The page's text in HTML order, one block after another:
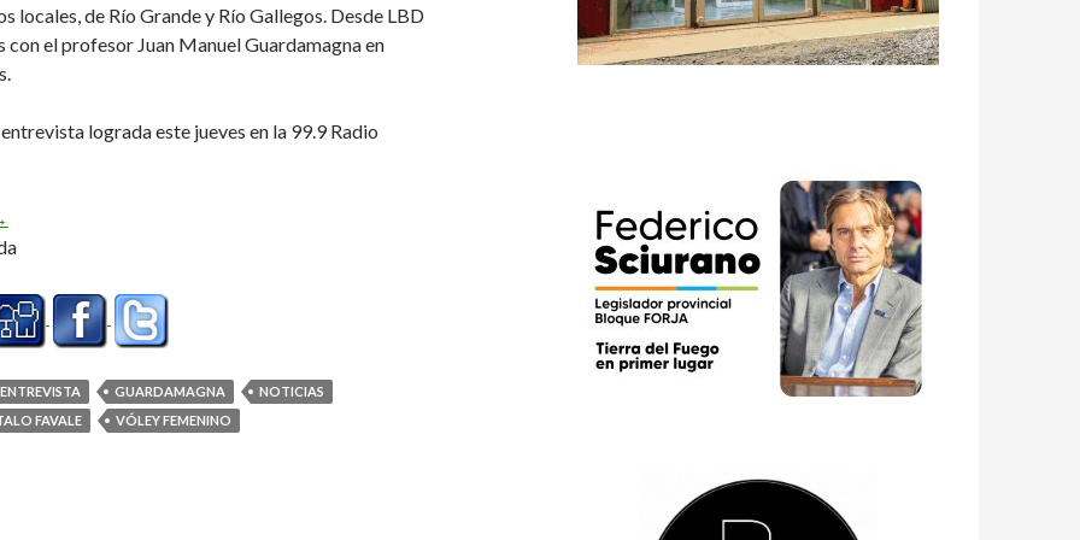
locales, de Río Grande y Río Gallegos. Desde LBD
con el profesor Juan Manuel Guardamagna en
lograda este jueves en la 99.9 Radio
el «Favale» (Audio)
ENTREVISTA GUARDAMAGNA
NOTICIAS
FAVALE
VÓLEY FEMENINO